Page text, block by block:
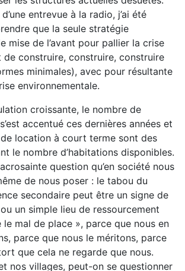
entrevue à la radio, j’ai été
que la seule stratégie
mise de l’avant pour pallier la crise
de construire, construire, construire
minimales), avec pour résultante
environnementale.
croissante, le nombre de
accentué ces dernières années et
location à court terme sont des
le nombre d’habitations disponibles.
question qu’en société nous
de nous poser : le tabou du
secondaire peut être un signe de
un simple lieu de ressourcement
le mal de place », parce que nous en
parce que nous le méritons, parce
que cela ne regarde que nous.
nos villages, peut-on se questionner